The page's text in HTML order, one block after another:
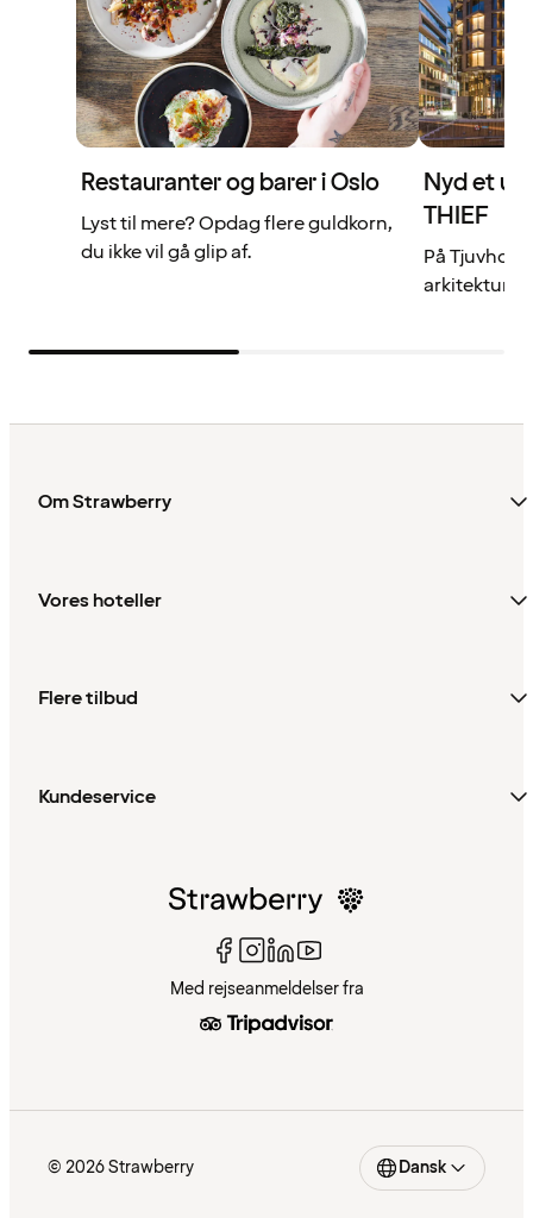
Restauranter og barer i Oslo
Lyst til mere? Opdag flere guldkorn,
du ikke vil gå glip af.
Nyd et
THIEF
På
arkitektur,
Om Strawberry
Vores hoteller
Flere tilbud
Kundeservice
Med rejseanmeldelser fra
© 2026 Strawberry Dansk